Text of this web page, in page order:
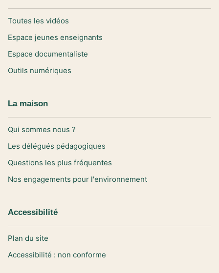
Toutes les vidéos
Espace jeunes enseignants
Espace documentaliste
Outils numériques
La maison
Qui sommes nous ?
Les délégués pédagogiques
Questions les plus fréquentes
Nos engagements pour l'environnement
Accessibilité
Plan du site
Accessibilité : non conforme